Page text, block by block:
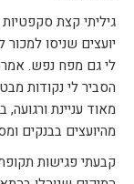
גיליתי קצת
יועצים שניסו
לי גם מפח נפש.
הסביר לי נקודות
מאוד עניינת
מהיועצים בבנקים
קבעתי פגישות